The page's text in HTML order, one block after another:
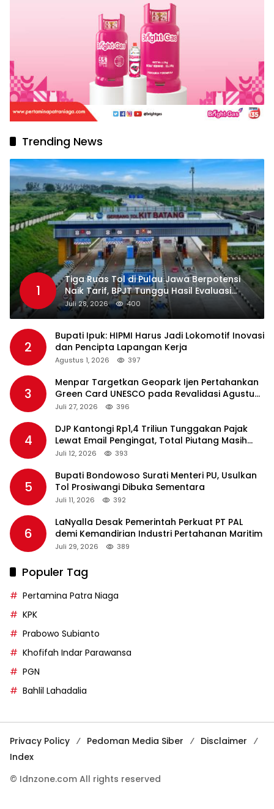
Trending News
1
Tiga Ruas Tol di Pulau Jawa Berpotensi
Naik Tarif, BPJT Tunggu Hasil Evaluasi
Standar Pelayanan
Juli 28, 2026 400
2
Bupati Ipuk: HIPMI Harus Jadi Lokomotif Inovasi
dan Pencipta Lapangan Kerja
Agustus 1, 2026 397
3
Menpar Targetkan Geopark Ijen Pertahankan
Green Card UNESCO pada Revalidasi Agustus
2026
Juli 27, 2026 396
4
DJP Kantongi Rp1,4 Triliun Tunggakan Pajak
Lewat Email Pengingat, Total Piutang Masih
Rp36 Triliun
Juli 12, 2026 393
5
Bupati Bondowoso Surati Menteri PU, Usulkan
Tol Prosiwangi Dibuka Sementara
Juli 11, 2026 392
6
LaNyalla Desak Pemerintah Perkuat PT PAL
demi Kemandirian Industri Pertahanan Maritim
Juli 29, 2026 389
Populer Tag
Pertamina Patra Niaga
KPK
Prabowo Subianto
Khofifah Indar Parawansa
PGN
Bahlil Lahadalia
Privacy Policy Pedoman Media Siber
Disclaimer
Index
© Idnzone.com All rights reserved